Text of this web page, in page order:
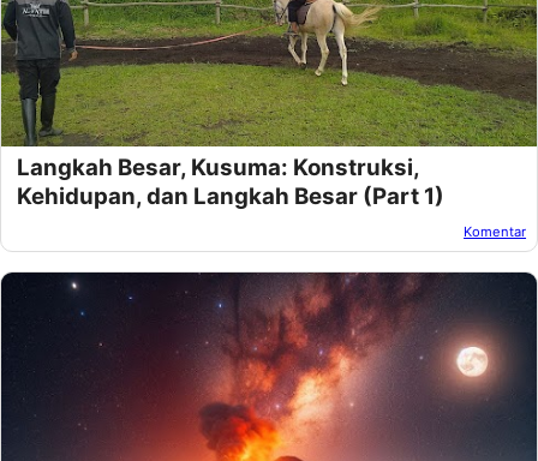
Oleh:Afandi Kusuma Pada:November 28, 2024
Langkah Besar, Kusuma: Konstruksi,
Kehidupan, dan Langkah Besar (Part 1)